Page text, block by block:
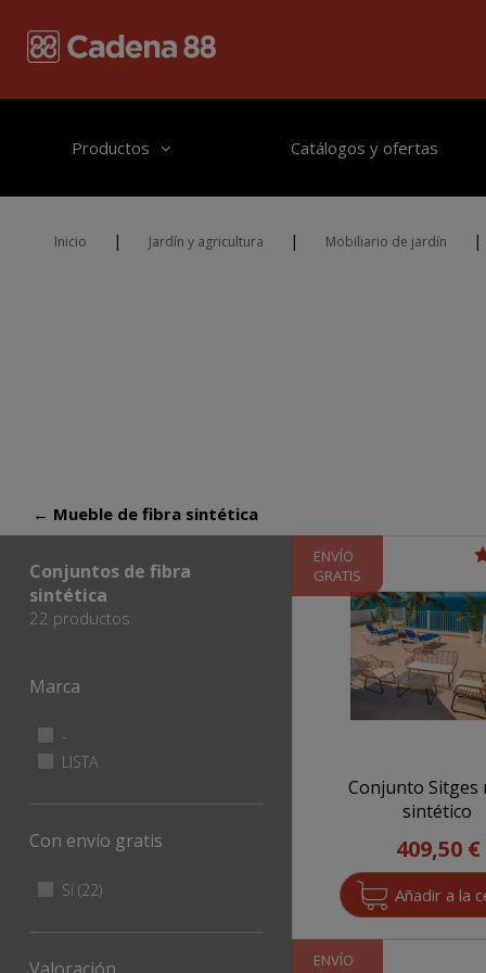
Productos Catálogos y ofertas
Inicio | Jardín y agricultura | Mobiliario de jardín |
← Mueble de fibra sintética
Conjuntos de fibra
sintética
22 productos
Marca
Apply - filter
-
-
Apply LISTA filter
LISTAApply
filter
Con envío gratis
Apply Sí filter
Sí (22)Apply
filter
ENVÍO
GRATIS
Conjunto Sitges
sintético
409,50 €
ENVÍO